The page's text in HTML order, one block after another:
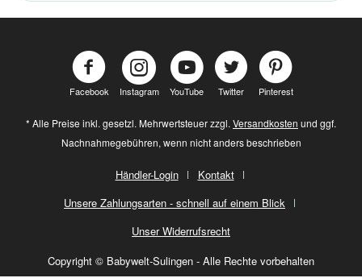
Facebook Instagram YouTube Twitter Pinterest
* Alle Preise inkl. gesetzl. Mehrwertsteuer zzgl.Versandkosten und ggf.
Nachnahmegebühren, wenn nicht anders beschrieben
Händler-Login
Kontakt
Unsere Zahlungsarten - schnell auf einem Blick
Unser Widerrufsrecht
Copyright © Babywelt-Sulingen - Alle Rechte vorbehalten